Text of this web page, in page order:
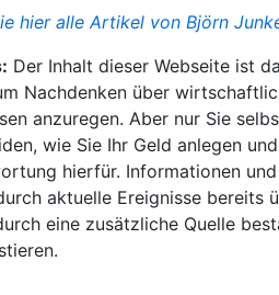
hier alle Artikel von Björn
Der Inhalt dieser Webseite ist
Nachdenken über
anzuregen. Aber nur Sie
wie Sie Ihr Geld anlegen
hierfür. Informationen
aktuelle Ereignisse bereits
eine zusätzliche Quelle